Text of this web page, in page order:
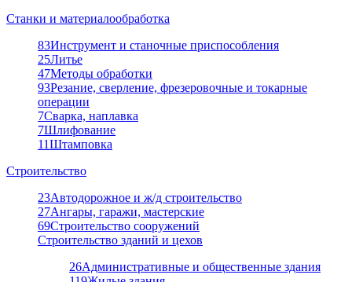
Станки и материалообработка
83Инструмент и станочные приспособления
25Литье
47Методы обработки
93Резание, сверление, фрезеровочные и токарные
операции
7Сварка, наплавка
7Шлифование
11Штамповка
Строительство
23Автодорожное и ж/д строительство
27Ангары, гаражи, мастерские
69Строительство сооружений
Строительство зданий и цехов
26Административные и общественные здания